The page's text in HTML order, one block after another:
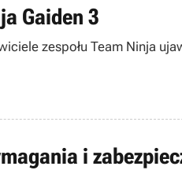
Gaiden 3
zespołu Team Ninja
i